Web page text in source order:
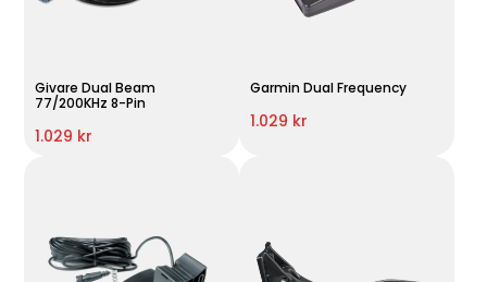
Givare Dual Beam
77/200KHz 8-Pin
1.029 kr
Garmin Dual Frequency
1.029 kr